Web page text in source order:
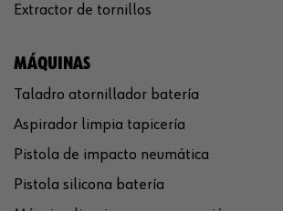
Extractor de tornillos
MÁQUINAS
Taladro atornillador batería
Aspirador limpia tapicería
Pistola de impacto neumática
Pistola silicona batería